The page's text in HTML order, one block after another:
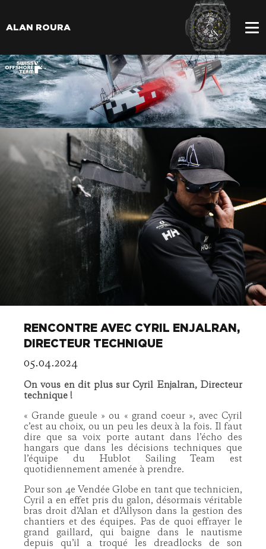
ALAN ROURA
RENCONTRE AVEC CYRIL ENJALRAN,
DIRECTEUR TECHNIQUE
05.04.2024
On vous en dit plus sur Cyril Enjalran, Directeur
technique !
« Grande gueule » ou « grand coeur », avec Cyril
c’est au choix, ou un peu les deux à la fois. Il faut
dire que sa voix porte autant dans l’écho des
hangars que dans les décisions techniques que
l’équipe du Hublot Sailing Team est
quotidiennement amenée à prendre.
Pour son 4e Vendée Globe en tant que technicien,
Cyril a en effet pris du galon, désormais véritable
bras droit d’Alan et d’Allyson dans la gestion des
chantiers et des équipes. Pas de quoi effrayer le
grand gaillard, qui baigne dans le nautisme
depuis qu’il a troqué les dreadlocks de son